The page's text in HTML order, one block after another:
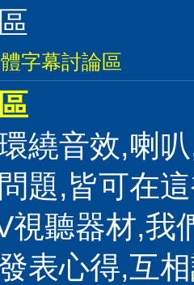
字幕討論區
繞音效,喇
題,皆可在
視聽器材,我
表心得,互